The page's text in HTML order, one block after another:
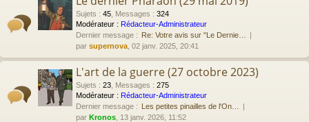
Sujets : 45 Messages : 324
Modérateur : Rédacteur-Administrateur
Dernier message : Re: Votre avis sur "Le Dernie…
par supernova , 02 janv. 2025, 20:41
L'art de la guerre (27 octobre 2023)
Sujets : 23 Messages : 275
Modérateur : Rédacteur-Administrateur
Dernier message : Les petites pinailles de l'On…
par Kronos , 13 janv. 2026, 11:52